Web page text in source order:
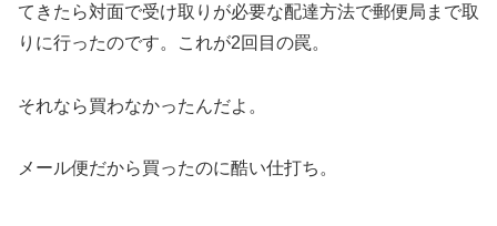
てきたら対面で受け取りが必要な配達方法で郵便局まで取
りに行ったのです。これが2回目の罠。
それなら買わなかったんだよ。
メール便だから買ったのに酷い仕打ち。